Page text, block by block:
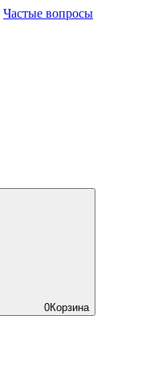
Частые вопросы
0Корзина